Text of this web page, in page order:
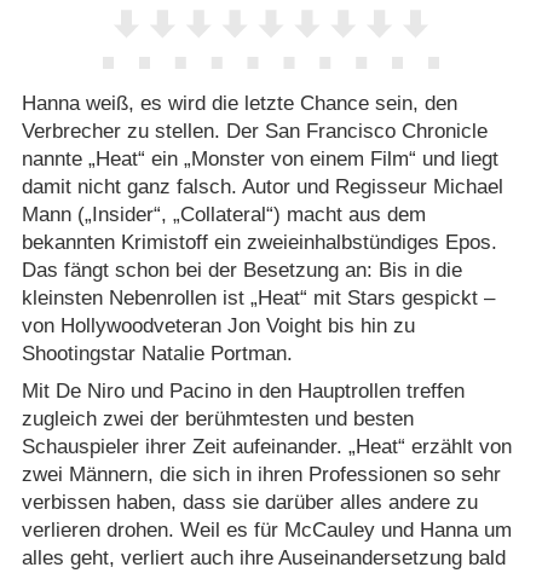
Hanna weiß, es wird die letzte Chance sein, den
Verbrecher zu stellen. Der San Francisco Chronicle
nannte „Heat“ ein „Monster von einem Film“ und liegt
damit nicht ganz falsch. Autor und Regisseur Michael
Mann („Insider“, „Collateral“) macht aus dem
bekannten Krimistoff ein zweieinhalbstündiges Epos.
Das fängt schon bei der Besetzung an: Bis in die
kleinsten Nebenrollen ist „Heat“ mit Stars gespickt –
von Hollywoodveteran Jon Voight bis hin zu
Shootingstar Natalie Portman.
Mit De Niro und Pacino in den Hauptrollen treffen
zugleich zwei der berühmtesten und besten
Schauspieler ihrer Zeit aufeinander. „Heat“ erzählt von
zwei Männern, die sich in ihren Professionen so sehr
verbissen haben, dass sie darüber alles andere zu
verlieren drohen. Weil es für McCauley und Hanna um
alles geht, verliert auch ihre Auseinandersetzung bald